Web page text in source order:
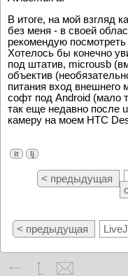
Avidemux'a.
В итоге, на мой взгляд
без меня - в своей
рекомендую посмотреть
Хотелось бы конечно
под штатив, microusb
объектив
питания вход
софт под Android (мало
так еще недавно после